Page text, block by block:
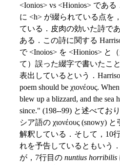
<Ionios> vs <Hionios> であ
に <h> が綴られている点を
ている．皮肉の効いた詩で
ある．この詩に関する
で <Inoios> を <Hionios> と
て）誤った綴字で書いたこ
表出しているという．
poem should be χιoνέoυς.
blew up a blizzard, and the sea
since." (198--99) と述べてお
シア語の χιoνέoυς (snowy)
解釈している．そして，10
れを予告しているともいう
が，7行目の nuntius horribilis